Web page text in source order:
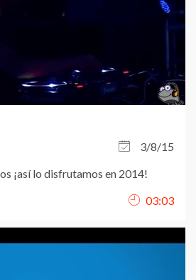
3/8/15
¡así lo disfrutamos en 2014!
03:03